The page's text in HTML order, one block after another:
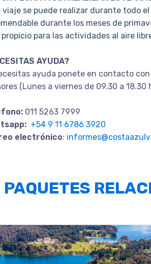
viaje se puede realizar durante todo el
durante los meses de
propicio para las actividades al aire
AYUDA?
ayuda ponete en contacto
(Lunes a viernes de 09.30 a 18.30
011 5263 7999
+54 9 11 6786 3920
electrónico:
PAQUETES